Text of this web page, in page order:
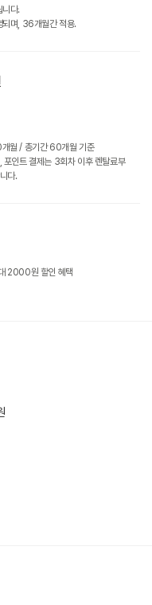
다.
되며, 36개월간 적용.
월 / 총기간 60개월 기준
포인트 결제는 3회차 이후 렌탈료부
다.
2000원 할인 혜택